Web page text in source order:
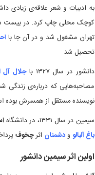
به ادبیات و شعر علاقه‌ی زیادی
کوچک محلی چاپ کرد. در بیست
تهران مشغول شد و در آن جا با
تحصیل شد.
دانشور در سال ۱۳۲۷ با
جلال آل
مصاحبه‌هایی که درباره‌ی زندگی
نویسنده مستقل از همسرش بوده
سیمین در سال ۱۳۳۱، در دانشگاه
باغ آلبالو ودشمنان اثرچخوف
اولین اثر سیمین دانشور